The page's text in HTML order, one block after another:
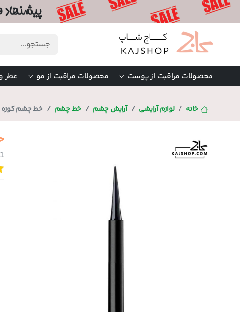
محصولات مراقبت از پوست محصولات مراقبت از مو عطر
خانه لوازم آرایشی آرایش چشم خط چشم خط چشم کوزه ای